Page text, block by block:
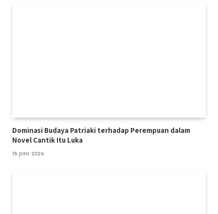
Dominasi Budaya Patriaki terhadap Perempuan dalam
Novel Cantik Itu Luka
18 JUNI 2026